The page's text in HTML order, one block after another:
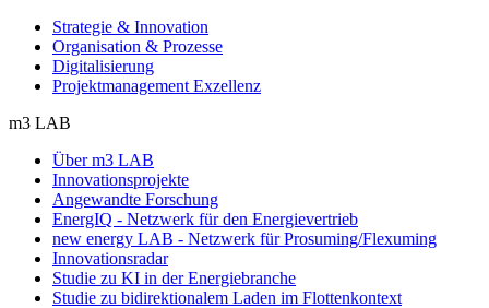
Strategie & Innovation
Organisation & Prozesse
Digitalisierung
Projektmanagement Exzellenz
m3 LAB
Über m3 LAB
Innovationsprojekte
Angewandte Forschung
EnergIQ - Netzwerk für den Energievertrieb
new energy LAB - Netzwerk für Prosuming/Flexuming
Innovationsradar
Studie zu KI in der Energiebranche
Studie zu bidirektionalem Laden im Flottenkontext